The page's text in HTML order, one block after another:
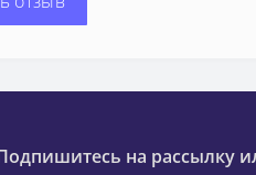
на рассылку